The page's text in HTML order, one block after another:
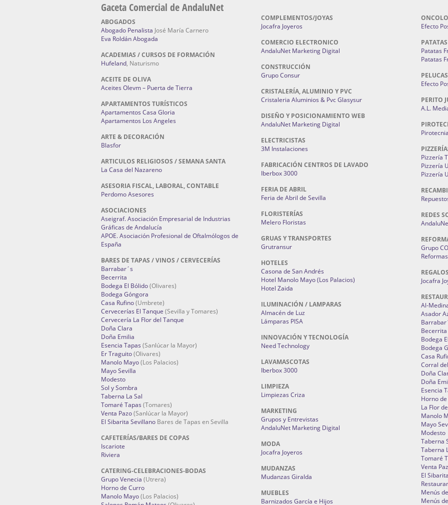
Gaceta Comercial de AndaluNet
ABOGADOS
Abogado Penalista José María Carnero
Eva Roldán Abogada
ACADEMIAS / CURSOS DE FORMACIÓN
Hufeland, Naturismo
ACEITE DE OLIVA
Aceites Olevm – Puerta de Tierra
APARTAMENTOS TURÍSTICOS
Apartamentos Casa Gloria
Apartamentos Los Angeles
ARTE & DECORACIÓN
Blasfor
ARTICULOS RELIGIOSOS / SEMANA SANTA
La Casa del Nazareno
ASESORIA FISCAL, LABORAL, CONTABLE
Perdomo Asesores
ASOCIACIONES
Aseigraf. Asociación Empresarial de Industrias
Gráficas de Andalucía
APOE. Asociación Profesional de Oftalmólogos de
España
BARES DE TAPAS / VINOS / CERVECERÍAS
Barrabar´s
Becerrita
Bodega El Bólido(Olivares)
Bodega Góngora
Casa Rufino(Umbrete)
Cervecerías El Tanque (Sevilla y Tomares)
Cervecería La Flor del Tanque
Doña Clara
Doña Emilia
Esencia Tapas (Sanlúcar la Mayor)
Er Traguito(Olivares)
Manolo Mayo(Los Palacios)
Mayo Sevilla
Modesto
Sol y Sombra
Taberna La Sal
Tomaré Tapas (Tomares)
Venta Pazo(Sanlúcar la Mayor)
El Sibarita Sevillano Bares de Tapas en Sevilla
CAFETERÍAS/BARES DE COPAS
Iscariote
Riviera
CATERING-CELEBRACIONES-BODAS
Grupo Venecia (Utrera)
Horno de Curro
Manolo Mayo(Los Palacios)
COMPLEMENTOS/JOYAS
Jocafra Joyeros
COMERCIO ELECTRONICO
AndaluNet Marketing Digital
CONSTRUCCIÓN
Grupo Consur
CRISTALERÍA, ALUMINIO Y PVC
Cristaleria Aluminios & Pvc Glasysur
DISEÑO Y POSICIONAMIENTO WEB
AndaluNet Marketing Digital
ELECTRICISTAS
3M Instalaciones
FABRICACIÓN CENTROS DE LAVADO
Iberbox 3000
FERIA DE ABRIL
Feria de Abril de Sevilla
FLORISTERÍAS
Melero Floristas
GRUAS Y TRANSPORTES
Grutransur
HOTELES
Casona de San Andrés
Hotel Manolo Mayo (Los Palacios)
Hotel Zaida
ILUMINACIÓN / LAMPARAS
Almacén de Luz
Lámparas PISA
INNOVACIÓN Y TECNOLOGÍA
Need Technology
LAVAMASCOTAS
Iberbox 3000
LIMPIEZA
Limpiezas Criza
MARKETING
Grupos y Entrevistas
AndaluNet Marketing Digital
MODA
Jocafra Joyeros
MUDANZAS
Mudanzas Giralda
MUEBLES
Barnizados García e Hijos
Efecto
Patatas
Patatas
PELUCAS
Efecto
PERITO
A.L.
Pizzería
Pizzería
Pizzería
REDES
Grupo
Jocafra
Al-
Asador
Becerrita
Bodega
Bodega
Casa
Corral
Doña
Doña
Esencia
Horno
La Flor
Manolo
Mayo
Modesto
Taberna
Taberna
Tomaré
Venta
El
Menús
Menús